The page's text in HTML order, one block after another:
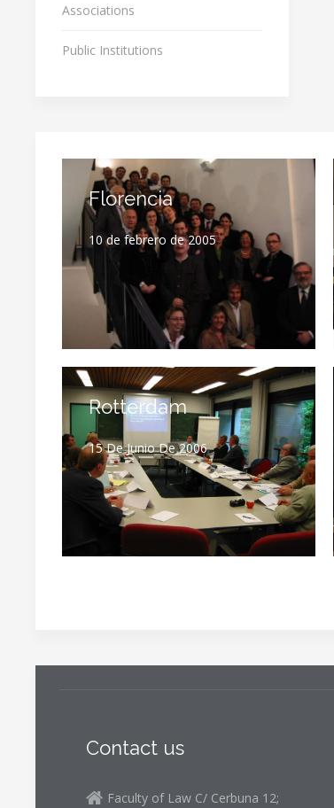
Associations
Public Institutions
Florencia
10 de febrero de 2005
Rotterdam
15 De Junio De 2006
Contact us
Faculty of Law C/ Cerbuna 12;